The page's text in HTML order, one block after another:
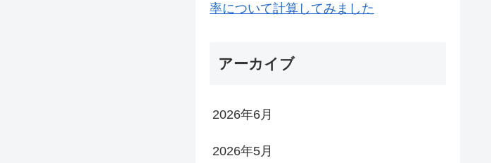
率について計算してみました
アーカイブ
2026年6月
2026年5月